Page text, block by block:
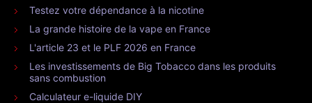
Testez votre dépendance à la nicotine
La grande histoire de la vape en France
L'article 23 et le PLF 2026 en France
Les investissements de Big Tobacco dans les produits
sans combustion
Calculateur e-liquide DIY